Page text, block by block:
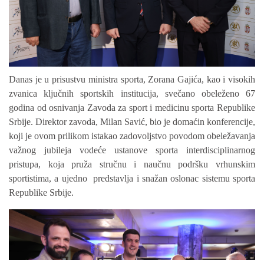
Danas je u prisustvu ministra sporta, Zorana Gajića, kao i visokih
zvanica ključnih sportskih institucija, svečano obeleženo 67
godina od osnivanja Zavoda za sport i medicinu sporta Republike
Srbije. Direktor zavoda, Milan Savić, bio je domaćin konferencije,
koji je ovom prilikom istakao zadovoljstvo povodom obeležavanja
važnog jubileja vodeće ustanove sporta interdisciplinarnog
pristupa, kojapruža stručnu i naučnu podršku vrhunskim
sportistima, a ujedno predstavlja i snažan oslonac sistemu sporta
Republike Srbije.